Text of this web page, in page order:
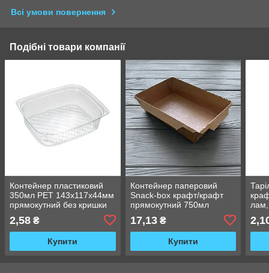
Всі умови повернення
Подібні товари компанії
Контейнер пластиковий
350мл PET 143х117х44мм
прямокутний без кришки
2,58 ₴
Купити
Контейнер паперовий
Snack-box крафт/крафт
прямокутний 750мл
150х100х45 мм (50/400)
SB750
17,13₴
Купити